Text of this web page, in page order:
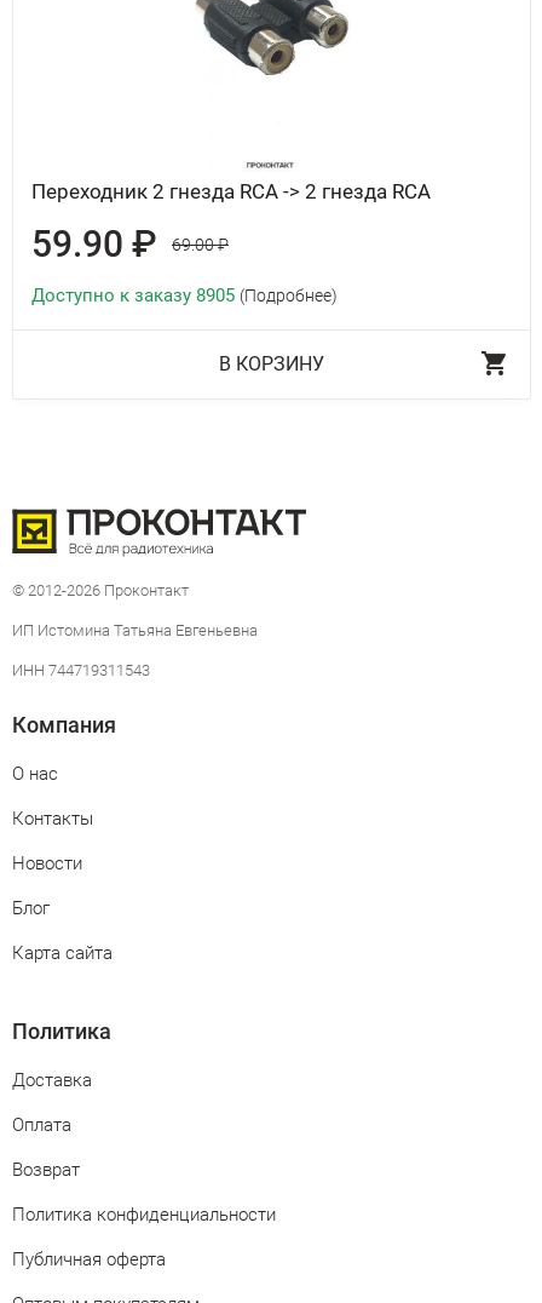
Переходник 2 гнезда RCA -> 2 гнезда RCA
59.90 ₽ 69.00 ₽
Доступно к заказу 8905 (Подробнее)
В КОРЗИНУ
© 2012-2026 Проконтакт
ИП Истомина Татьяна Евгеньевна
ИНН 744719311543
Компания
О нас
Контакты
Новости
Блог
Карта сайта
Политика
Доставка
Оплата
Возврат
Политика конфиденциальности
Публичная оферта